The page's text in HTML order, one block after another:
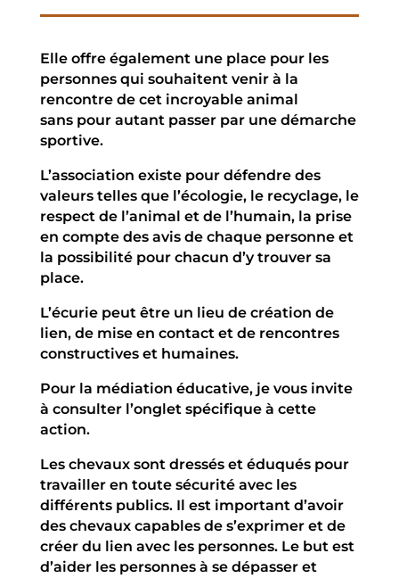
Elle offre également une place pour les
personnes qui souhaitent venir à la
rencontre de cet incroyable animal
sans pour autant passer par une démarche
sportive.
L’association existe pour défendre des
valeurs telles que l’écologie, le recyclage, le
respect de l’animal et de l’humain, la prise
en compte des avis de chaque personne et
la possibilité pour chacun d’y trouver sa
place.
L’écurie peut être un lieu de création de
lien, de mise en contact et de rencontres
constructives et humaines.
Pour la médiation éducative, je vous invite
à consulter l’onglet spécifique à cette
action.
Les chevaux sont dressés et éduqués pour
travailler en toute sécurité avec les
différents publics. Il est important d’avoir
des chevaux capables de s’exprimer et de
créer du lien avec les personnes. Le but est
d’aider les personnes à se dépasser et